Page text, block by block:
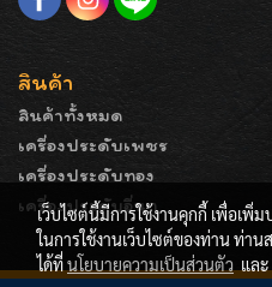
สินค้า
สินค้าทั้งหมด
เครื่องประดับเพชร
เครื่องประดับทอง
เครื่องประดับอื่นๆ
เว็บไซต์นี้มีการใช้งานคุกกี้ เพื่อเ
ในการใช้งานเว็บไซต์ของท่าน ท่า
ได้ที่นโยบายความเป็นส่วนตัว และ